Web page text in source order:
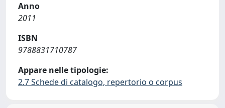
Anno
2011
ISBN
9788831710787
Appare nelle tipologie:
2.7 Schede di catalogo, repertorio o corpus